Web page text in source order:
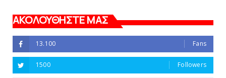
ΑΚΟΛΟΥΘΗΣΤΕ ΜΑΣ
13.100 Fans
1500 Followers